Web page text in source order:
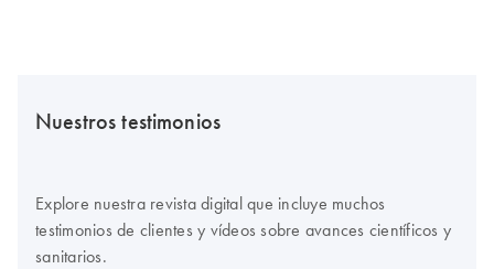
Nuestros testimonios
Explore nuestra revista digital que incluye muchos
testimonios de clientes y vídeos sobre avances científicos y
sanitarios.